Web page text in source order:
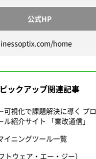
公式HP
home
ピックアップ関連記事
可視化で課題解決に導く プ
ル紹介サイト 「業改通信」
イニングツール一覧
トウェア・エー・ジー）